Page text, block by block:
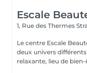
Escale
1, Rue des Thermes
Le centre Escale
deux univers différents. A l'étage, profitez d'une atmosphère
relaxante, lieu de bien-